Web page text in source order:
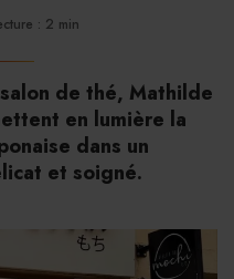
: 2 min
de thé, Mathilde
en lumière la
dans un
et soigné.